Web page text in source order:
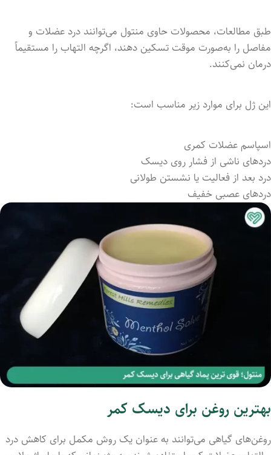
طبق مطالعات، محصولات حاوی منتول می‌توانند درد عضلات و
مفاصل را به‌صورت موقت تسکین دهند، اگرچه التهاب را مستقیماً
درمان نمی‌کنند.
این ژل برای موارد زیر مناسب است:
اسپاسم عضلات کمری
دردهای ناشی از فشار روی دیسک
درد بعد از فعالیت یا نشستن طولانی
دردهای عصبی خفیف
بهترین روغن برای دیسک کمر
روغن‌های گیاهی می‌توانند به عنوان یک روش مکمل برای کاهش درد